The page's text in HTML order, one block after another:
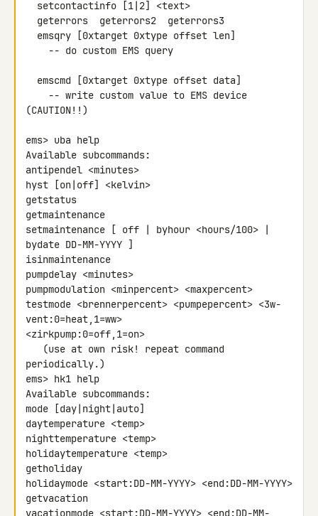
(CAUTION!!)
ems> uba help
Available subcommands:
antipendel <minutes>
hyst [on|off] <kelvin>
getstatus
getmaintenance
setmaintenance [ off | byhour <hours/100> |
bydate DD-MM-YYYY ]
isinmaintenance
pumpdelay <minutes>
pumpmodulation <minpercent> <maxpercent>
testmode <brennerpercent> <pumpepercent> <3w-
vent:0=heat,1=ww>
<zirkpump:0=off,1=on>
periodically.)
ems> hk1 help
Available subcommands:
mode [day|night|auto]
daytemperature <temp>
nighttemperature <temp>
holidaytemperature <temp>
getholiday
holidaymode <start:DD-MM-YYYY> <end:DD-MM-YYYY>
getvacation
vacationmode <start:DD-MM-YYYY> <end:DD-MM-